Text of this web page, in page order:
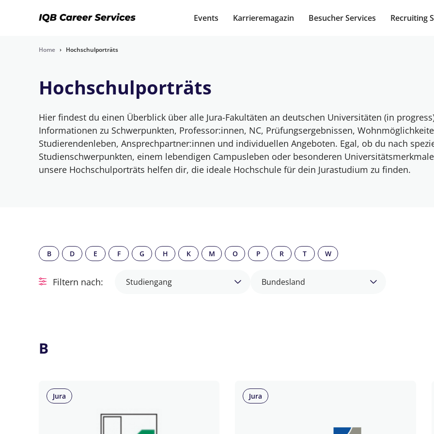
Events Karrieremagazin Besucher Services Recruiting
Home › Hochschulporträts
Hochschulporträts
Hier findest du einen Überblick über alle Jura-Fakultäten an deutschen Universitäten (in
Informationen zu Schwerpunkten, Professor:innen, NC, Prüfungsergebnissen,
Studierendenleben, Ansprechpartner:innen und individuellen Angeboten. Egal, ob du nach
Studienschwerpunkten, einem lebendigen Campusleben oder besonderen
unsere Hochschulporträts helfen dir, die ideale Hochschule für dein Jurastudium zu finden.
B D E F G H K M O P R T W
Filtern nach: Studiengang Bundesland
B
Jura Jura